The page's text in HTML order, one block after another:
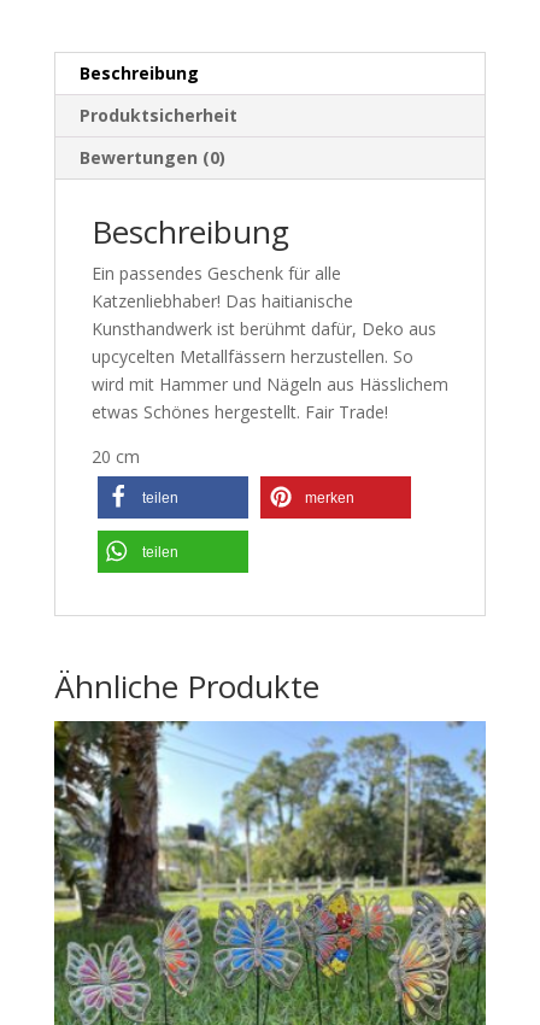
Beschreibung
Produktsicherheit
Bewertungen (0)
Beschreibung
Ein passendes Geschenk für alle
Katzenliebhaber! Das haitianische
Kunsthandwerk ist berühmt dafür, Deko aus
upcycelten Metallfässern herzustellen. So
wird mit Hammer und Nägeln aus Hässlichem
etwas Schönes hergestellt. Fair Trade!
20 cm
teilen merken
teilen
Ähnliche Produkte